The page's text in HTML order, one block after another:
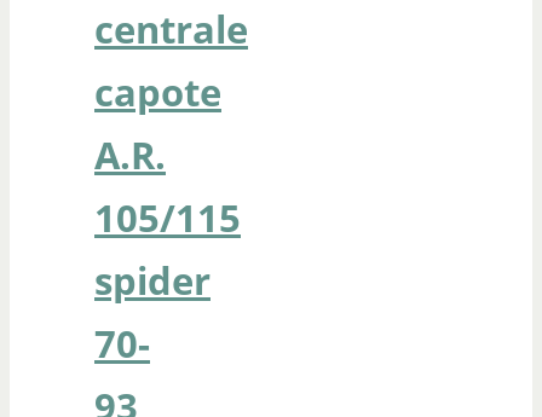
centrale
capote
A.R.
105/115
spider
70-
93